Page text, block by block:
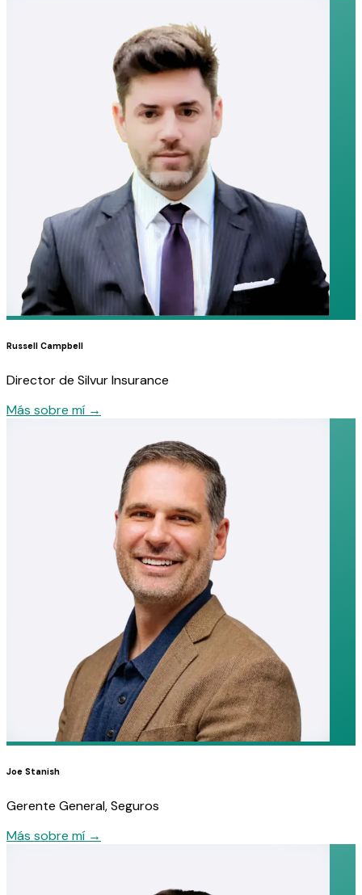
Russell Campbell
Director de Silvur Insurance
Más sobre mí →
Joe Stanish
Gerente General, Seguros
Más sobre mí →